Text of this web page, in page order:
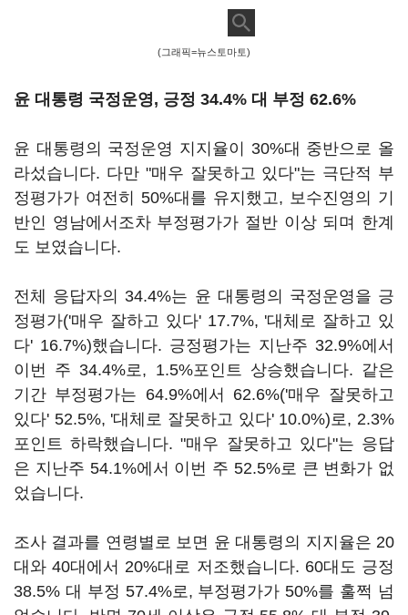
(그래픽=뉴스토마토)
윤 대통령 국정운영, 긍정 34.4% 대 부정 62.6%
윤 대통령의 국정운영 지지율이 30%대 중반으로 올
라섰습니다. 다만 "매우 잘못하고 있다"는 극단적 부
정평가가 여전히 50%대를 유지했고, 보수진영의 기
반인 영남에서조차 부정평가가 절반 이상 되며 한계
도 보였습니다.
전체 응답자의 34.4%는 윤 대통령의 국정운영을 긍
정평가('매우 잘하고 있다' 17.7%, '대체로 잘하고 있
다' 16.7%)했습니다. 긍정평가는 지난주 32.9%에서
이번 주 34.4%로, 1.5%포인트 상승했습니다. 같은
기간 부정평가는 64.9%에서 62.6%('매우 잘못하고
있다' 52.5%, '대체로 잘못하고 있다' 10.0%)로, 2.3%
포인트 하락했습니다. "매우 잘못하고 있다"는 응답
은 지난주 54.1%에서 이번 주 52.5%로 큰 변화가 없
었습니다.
조사 결과를 연령별로 보면 윤 대통령의 지지율은 20
대와 40대에서 20%대로 저조했습니다. 60대도 긍정
38.5% 대 부정 57.4%로, 부정평가가 50%를 훌쩍 넘